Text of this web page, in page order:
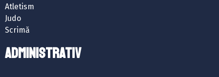
Atletism
Judo
Scrimă
ADMINISTRATIV